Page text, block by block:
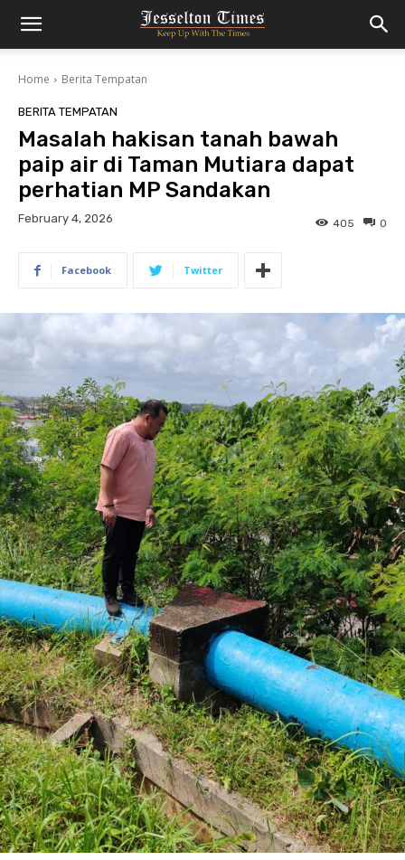
Home Berita Tempatan
BERITA TEMPATAN
Masalah hakisan tanah bawah
paip air di Taman Mutiara dapat
perhatian MP Sandakan
February 4, 2026 0
405
Facebook Twitter